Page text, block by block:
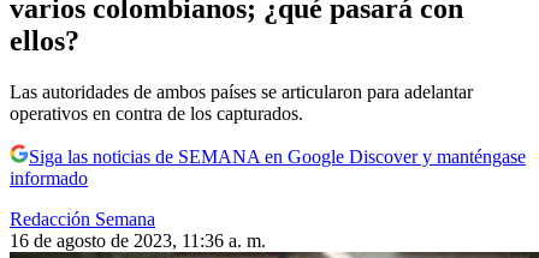
varios colombianos; ¿qué pasará con
ellos?
Las autoridades de ambos países se articularon para adelantar
operativos en contra de los capturados.
Siga las noticias de SEMANA en Google Discover y manténgase
informado
Redacción Semana
16 de agosto de 2023, 11:36 a. m.